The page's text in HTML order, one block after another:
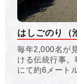
はしごのり（
毎年2,000名が
ける伝統行事
にて約6メート